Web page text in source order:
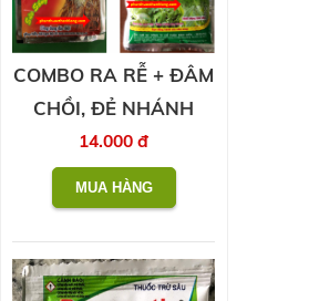
COMBO RA RỄ + ĐÂM
CHỒI, ĐẺ NHÁNH
14.000 đ